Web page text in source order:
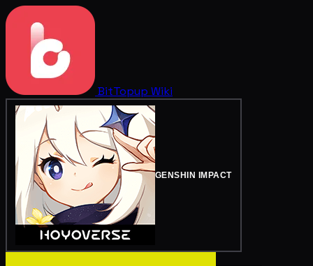
BitTopup Wiki
GENSHIN IMPACT